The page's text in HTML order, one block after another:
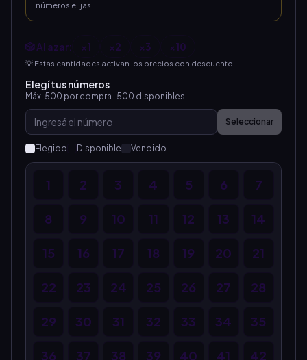
números elijas.
🎲 Al azar: ×1 ×2 ×3 ×10
💡 Estas cantidades activan los precios con descuento.
Elegí tus números
Máx. 500 por compra · 500 disponibles
Seleccionar
Elegido Disponible Vendido
1 2 3 4 5 6 7
8 9 10 11 12 13 14
15 16 17 18 19 20 21
22 23 24 25 26 27 28
29 30 31 32 33 34 35
36 37 38 39 40 41 42